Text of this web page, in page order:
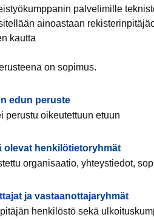
palvelimille
ainoastaan
kautta
on sopimus.
edun peruste
perustu oikeutettuun etuun
olevat henkilötietoryhmät
organisaatio, yhteystiedot,
ja vastaanottajaryhmät
henkilöstö sekä